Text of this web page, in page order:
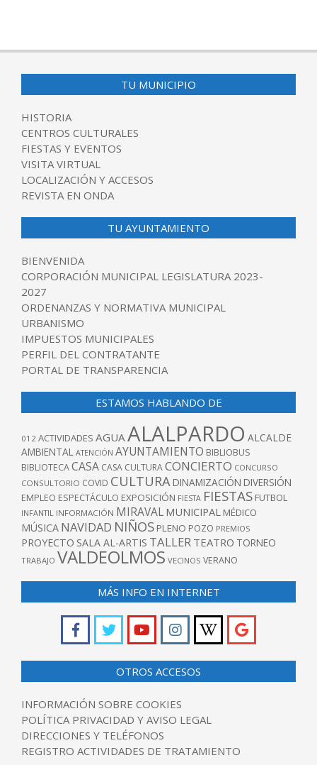
TU MUNICIPIO
HISTORIA
CENTROS CULTURALES
FIESTAS Y EVENTOS
VISITA VIRTUAL
LOCALIZACIÓN Y ACCESOS
REVISTA EN ONDA
TU AYUNTAMIENTO
BIENVENIDA
CORPORACIÓN MUNICIPAL LEGISLATURA 2023-
2027
ORDENANZAS Y NORMATIVA MUNICIPAL
URBANISMO
IMPUESTOS MUNICIPALES
PERFIL DEL CONTRATANTE
PORTAL DE TRANSPARENCIA
ESTAMOS HABLANDO DE
012 ACTIVIDADES AGUAALALPARDO ALCALDE
AMBIENTAL ATENCIÓN AYUNTAMIENTO BIBLIOBUS
BIBLIOTECACASA CASA CULTURACONCIERTO CONCURSO
CONSULTORIO COVID CULTURA DINAMIZACIÓN DIVERSIÓN
EMPLEO ESPECTÁCULO EXPOSICIÓN FIESTA FIESTAS FUTBOL
INFANTIL INFORMACIÓN MIRAVAL MUNICIPAL MÉDICO
MÚSICA NAVIDAD NIÑOS PLENO POZO PREMIOS
PROYECTO SALA AL-ARTIS TALLER TEATRO TORNEO
TRABAJO VALDEOLMOS VECINOS VERANO
MÁS INFO EN INTERNET
OTROS ACCESOS
INFORMACIÓN SOBRE COOKIES
POLÍTICA PRIVACIDAD Y AVISO LEGAL
DIRECCIONES Y TELÉFONOS
REGISTRO ACTIVIDADES DE TRATAMIENTO